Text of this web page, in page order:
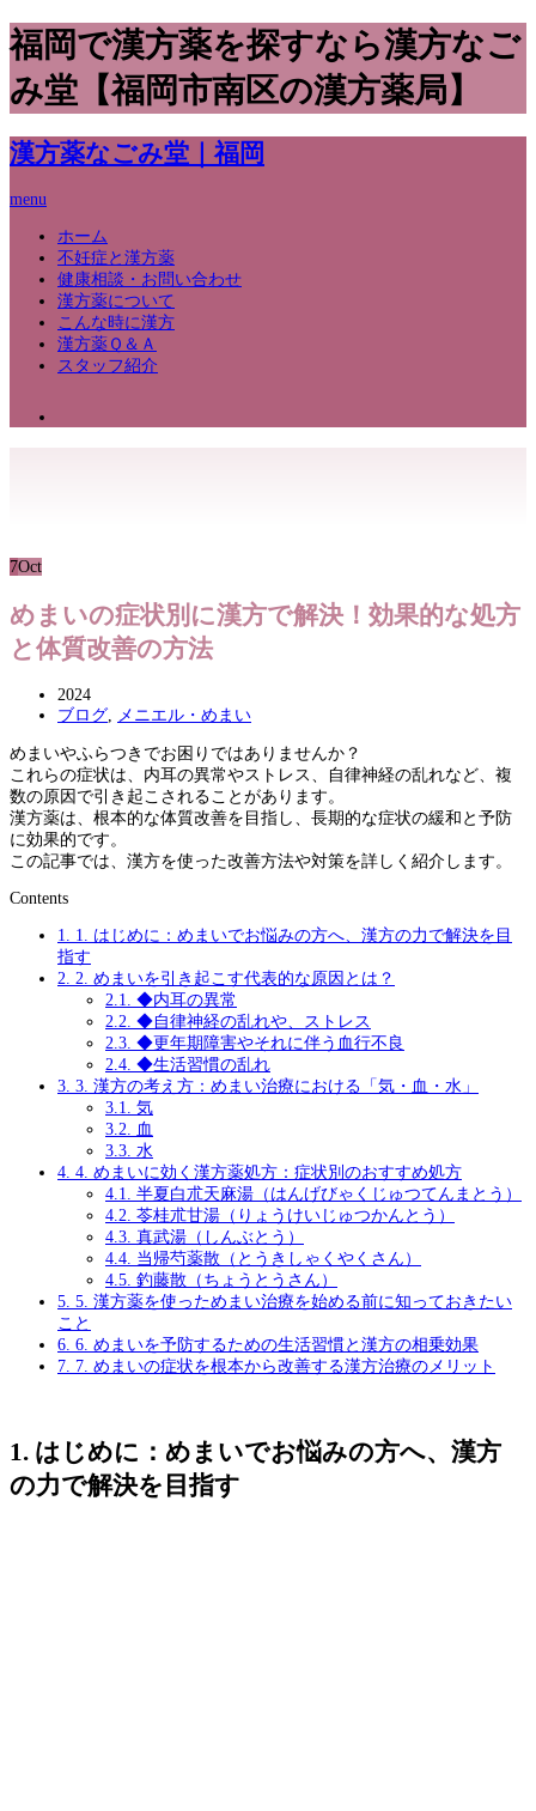
福岡で漢方薬を探すなら漢方なご
み堂【福岡市南区の漢方薬局】
漢方薬なごみ堂｜福岡
menu
ホーム
不妊症と漢方薬
健康相談・お問い合わせ
漢方薬について
こんな時に漢方
漢方薬Ｑ＆Ａ
スタッフ紹介
7Oct
めまいの症状別に漢方で解決！効果的な処方
と体質改善の方法
2024
ブログ, メニエル・めまい
めまいやふらつきでお困りではありませんか？
これらの症状は、内耳の異常やストレス、自律神経の乱れなど、複
数の原因で引き起こされることがあります。
漢方薬は、根本的な体質改善を目指し、長期的な症状の緩和と予防
に効果的です。
この記事では、漢方を使った改善方法や対策を詳しく紹介します。
Contents
1. 1. はじめに：めまいでお悩みの方へ、漢方の力で解決を目
指す
2. 2. めまいを引き起こす代表的な原因とは？
2.1. ◆内耳の異常
2.2. ◆自律神経の乱れや、ストレス
2.3. ◆更年期障害やそれに伴う血行不良
2.4. ◆生活習慣の乱れ
3. 3. 漢方の考え方：めまい治療における「気・血・水」
3.1. 気
3.2. 血
3.3. 水
4. 4. めまいに効く漢方薬処方：症状別のおすすめ処方
4.1. 半夏白朮天麻湯（はんげびゃくじゅつてんまとう）
4.2. 苓桂朮甘湯（りょうけいじゅつかんとう）
4.3. 真武湯（しんぶとう）
4.4. 当帰芍薬散（とうきしゃくやくさん）
4.5. 釣藤散（ちょうとうさん）
5. 5. 漢方薬を使っためまい治療を始める前に知っておきたい
こと
6. 6. めまいを予防するための生活習慣と漢方の相乗効果
7. 7. めまいの症状を根本から改善する漢方治療のメリット
1. はじめに：めまいでお悩みの方へ、漢方
の力で解決を目指す